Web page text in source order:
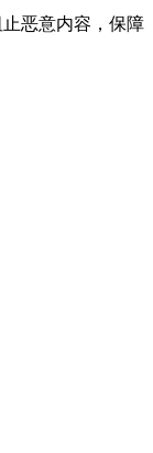
恶意内容，保障